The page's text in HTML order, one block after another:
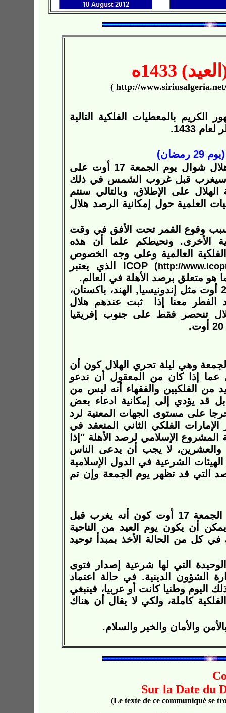
العيد)
الكريم بالمعطيات الفلكية التالية
1433.
بناءا على الحسابات الفلكية، سيتم اقتران هلال شوال يوم الجمعة 17 أوت على
القمر سيغرب قبل غروب الشمس في ذلك
الهلال على الإطلاق، وبالتالي سنتم
العلمية حول إمكانية الرصد هلال
وقوع القمر تحت الأفق في وقت
الأخرى. ونحيطكم علما أن هذه
العالمية وعلى وجه الخصوص
http://
) الذي يعتبر
متعلق برصد الأهلة في العالم.
أما البلدان التي بدأت شهر رمضان يوم السبت 20 أوت مثل إندونيسيا, الهند، باكستان،
الفطر معنا إذا ثبت عندهم هلال
تنحصر فقط على جنوب إفريقيا
وهي ليلة تحري الهلال كون أن
إذا كان من المعقول أن ندعو
من الفلكيين والفقهاء أنه ليس من
بل قد يؤدي إلى إمكانية ادعاء بعض
على مستوى الجهات المعنية لرد
الفلكي الثاني المنعقد في
المشروع الإسلامي لرصد الأهلة "إذا
لا يجب أن يدعى الناس
الشرعية في الدول الإسلامية
التي قد تظهر يوم الجمعة وإن تم
بسبب استحالة رؤية هلال شوال 1433 يوم الجمعة 17 أوت كون أنه يغرب قبل
رمضان 30 يوما ولا يمكن أن يكون يوم العيد من الناحية
الله وذلك في كل من الحالة الأخذ بمبدأ توحيد
التي لها شرعية إصدار فتوى
الشؤون الدينية. في حالة اعتماد
اليوم وطنيا كانت أو عربيا، فينبغي
كاملة، ولكي لا يقال أن هناك
والأمان والخير والسلام.
Sur la Date du
(Le texte de ce communiqué se